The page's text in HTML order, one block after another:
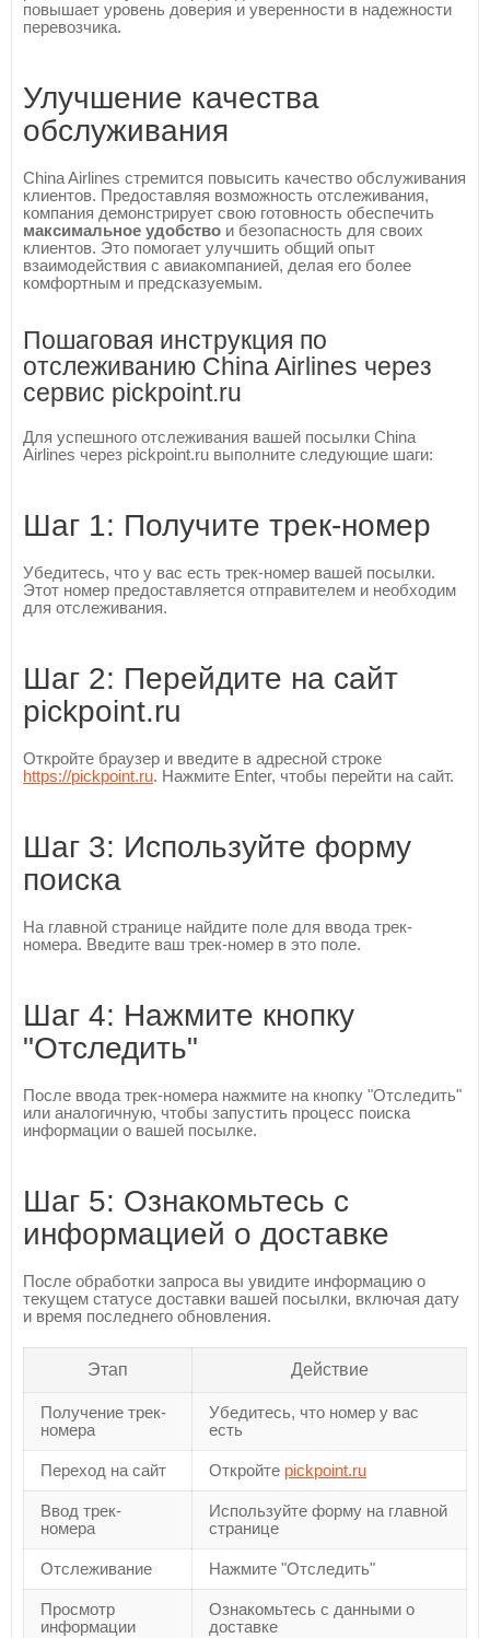
повышает уровень доверия и уверенности в надежности
перевозчика.
Улучшение качества
обслуживания
China Airlines стремится повысить качество обслуживания
клиентов. Предоставляя возможность отслеживания,
компания демонстрирует свою готовность обеспечить
максимальное удобство и безопасность для своих
клиентов. Это помогает улучшить общий опыт
взаимодействия с авиакомпанией, делая его более
комфортным и предсказуемым.
Пошаговая инструкция по
отслеживанию China Airlines через
сервис pickpoint.ru
Для успешного отслеживания вашей посылки China
Airlines через pickpoint.ru выполните следующие шаги:
Шаг 1: Получите трек-номер
Убедитесь, что у вас есть трек-номер вашей посылки.
Этот номер предоставляется отправителем и необходим
для отслеживания.
Шаг 2: Перейдите на сайт
pickpoint.ru
Откройте браузер и введите в адресной строке
https://pickpoint.ru. Нажмите Enter, чтобы перейти на сайт.
Шаг 3: Используйте форму
поиска
На главной странице найдите поле для ввода трек-
номера. Введите ваш трек-номер в это поле.
Шаг 4: Нажмите кнопку
"Отследить"
После ввода трек-номера нажмите на кнопку "Отследить"
или аналогичную, чтобы запустить процесс поиска
информации о вашей посылке.
Шаг 5: Ознакомьтесь с
информацией о доставке
После обработки запроса вы увидите информацию о
текущем статусе доставки вашей посылки, включая дату
и время последнего обновления.
Этап Действие
Получение трек-
номера
Убедитесь, что номер у вас
есть
Переход на сайт Откройте pickpoint.ru
Ввод трек-
номера
Используйте форму на главной
странице
Отслеживание Нажмите "Отследить"
Просмотр
информации
Ознакомьтесь с данными о
доставке